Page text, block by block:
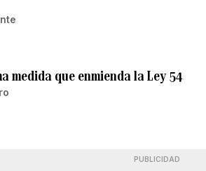
medida que enmienda la Ley 54
PUBLICIDAD